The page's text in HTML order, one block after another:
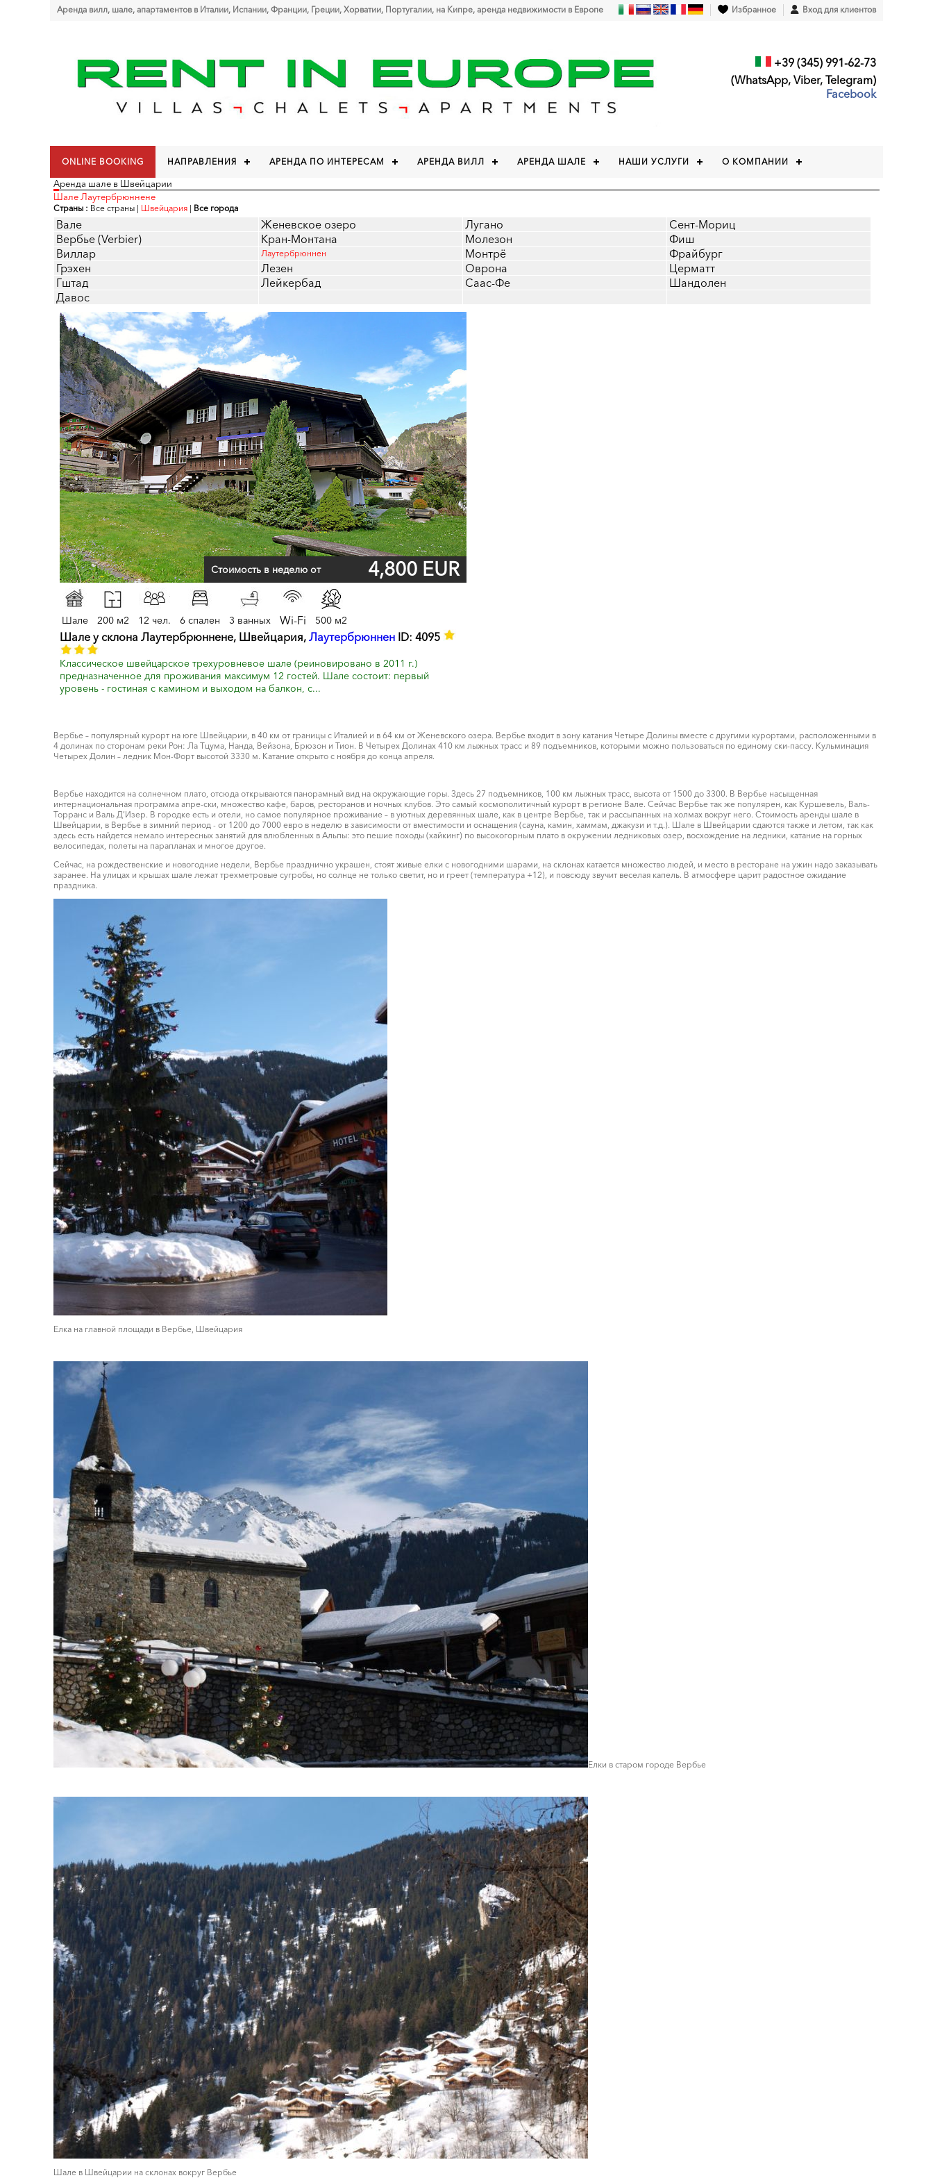
Аренда вилл, шале, апартаментов в Италии, Испании, Франции, Греции, Хорватии, Португалии, на Кипре, аренда недвижимости в Европе Избранное Вход для клиентов
+39 (345) 991-62-73
(WhatsApp, Viber, Telegram)
Facebook
ONLINE BOOKING НАПРАВЛЕНИЯ АРЕНДА ПО ИНТЕРЕСАМ АРЕНДА ВИЛЛ АРЕНДА ШАЛЕ НАШИ УСЛУГИ О КОМПАНИИ
Аренда шале в Швейцарии
Шале Лаутербрюнненe
Страны : Все страны | Швейцария | Все города
Вале Женевское озеро Лугано
Сент-Мориц
Вербье (Verbier)
Кран-Монтана Молезон
Фиш
Виллар
Лаутербрюннен Монтрё
Фрайбург
Грэхен
Лезен Оврона
Церматт
Гштад
Лейкербад Саас-Фе
Шандолен
Давос
Стоимость в неделю от 4,800 EUR
Шале 200 м2 12 чел. 6 спален 3 ванных Wi-Fi 500 м2
Шале у склона Лаутербрюнненe, Швейцария, Лаутербрюннен ID: 4095
Классическое швейцарское трехуровневое шале (реиновировано в 2011 г.)
предназначенное для проживания максимум 12 гостей. Шале состоит: первый
уровень - гостиная с камином и выходом на балкон, с...
Вербье – популярный курорт на юге Швейцарии, в 40 км от границы с Италией и в 64 км от Женевского озера. Вербье входит в зону катания Четыре Долины вместе с другими курортами, расположенными в
4 долинах по сторонам реки Рон: Ла Тцума, Нанда, Вейзона, Брюзон и Тион. В Четырех Долинах 410 км лыжных трасс и 89 подъемников, которыми можно пользоваться по единому ски-пассу. Кульминация
Четырех Долин – ледник Мон-Форт высотой 3330 м. Катание открыто с ноября до конца апреля.
Вербье находится на солнечном плато, отсюда открываются панорамный вид на окружающие горы. Здесь 27 подъемников, 100 км лыжных трасс, высота от 1500 до 3300. В Вербье насыщенная
интернациональная программа апре-ски, множество кафе, баров, ресторанов и ночных клубов. Это самый космополитичный курорт в регионе Вале. Сейчас Вербье так же популярен, как Куршевель, Валь-
Торранс и Валь Д’Изер. В городке есть и отели, но самое популярное проживание – в уютных деревянных шале, как в центре Вербье, так и рассыпанных на холмах вокруг него. Стоимость аренды шале в
Швейцарии, в Вербье в зимний период - от 1200 до 7000 евро в неделю в зависимости от вместимости и оснащения (сауна, камин, хаммам, джакузи и т.д.). Шале в Швейцарии сдаются также и летом, так как
здесь есть найдется немало интересных занятий для влюбленных в Альпы: это пешие походы (хайкинг) по высокогорным плато в окружении ледниковых озер, восхождение на ледники, катание на горных
велосипедах, полеты на парапланах и многое другое.
Сейчас, на рождественские и новогодние недели, Вербье празднично украшен, стоят живые елки с новогодними шарами, на склонах катается множество людей, и место в ресторане на ужин надо заказывать
заранее. На улицах и крышах шале лежат трехметровые сугробы, но солнце не только светит, но и греет (температура +12), и повсюду звучит веселая капель. В атмосфере царит радостное ожидание
праздника.
Елка на главной площади в Вербье, Швейцария
Елки в старом городе Вербье
Шале в Швейцарии на склонах вокруг Вербье